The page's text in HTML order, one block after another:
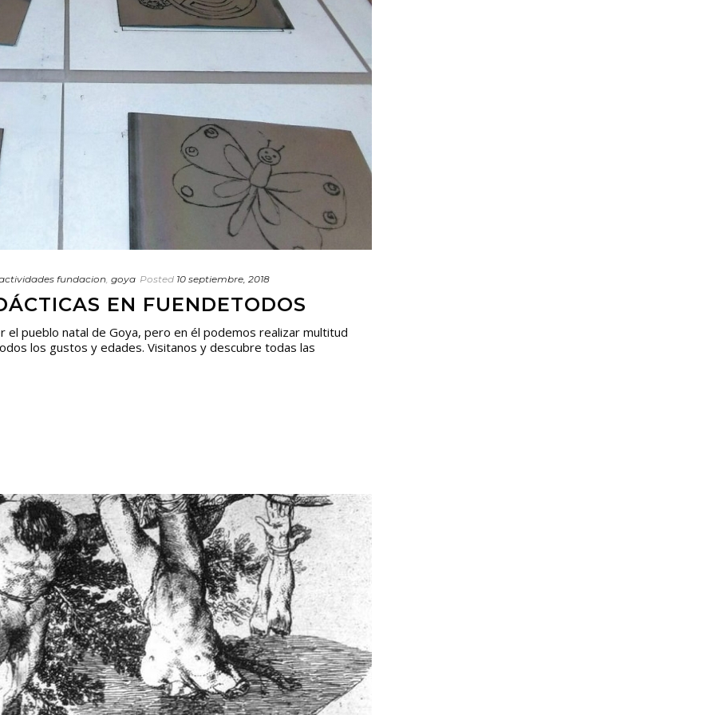
fundacion, goya Posted 10 septiembre, 2018
EN FUENDETODOS
el pueblo natal de Goya, pero en él podemos realizar multitud
los gustos y edades. Visitanos y descubre todas las